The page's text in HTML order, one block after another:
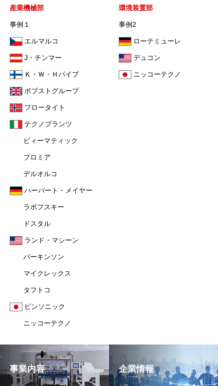
産業機械部
事例１
エルマルコ
J・チンマー
Ｋ・Ｗ・Ｈパイプ
ボブストグループ
フロータイト
テクノプランツ
ビィーマティック
プロミア
デルオルコ
ハーバート・メイヤー
ラボフスキー
ドスタル
ランド・マシーン
パーキンソン
マイクレックス
タフトコ
ピンソニック
ニッコーテクノ
環境装置部
事例2
ローテミューレ
デュコン
ニッコーテクノ
事業内容 企業情報